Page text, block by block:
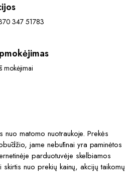
347 51783
mokėjimai
nuo matomo nuotraukoje. Prekės
jame nebūtinai yra paminėtos
parduotuvėje skelbiamos
nuo prekių kainų, akcijų taikomų